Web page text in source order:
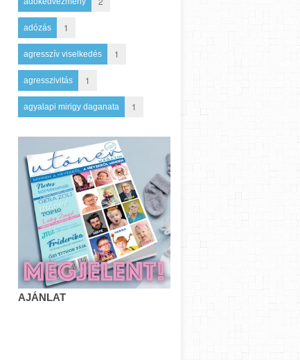
adózás 1
agresszív viselkedés 1
agresszivitás 1
agyalapi mirigy daganata 1
AJÁNLAT